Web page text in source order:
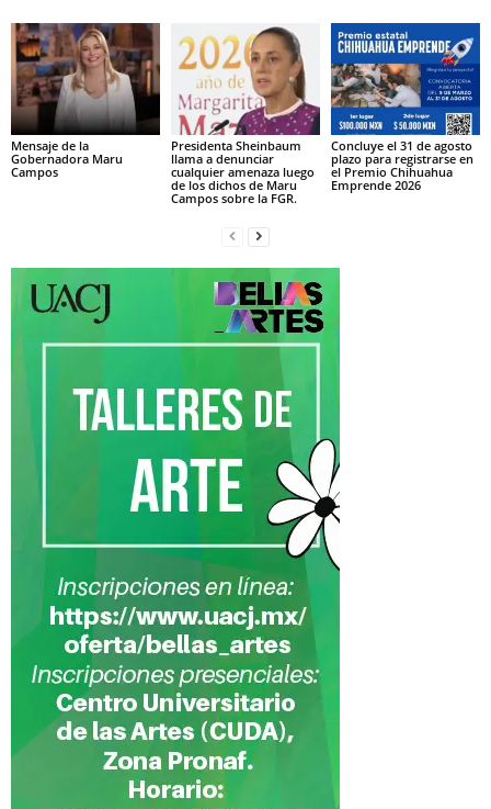
Mensaje de la
Gobernadora Maru
Campos
Presidenta Sheinbaum
llama a denunciar
cualquier amenaza luego
de los dichos de Maru
Campos sobre la FGR.
Concluye el 31 de agosto
plazo para registrarse en
el Premio Chihuahua
Emprende 2026